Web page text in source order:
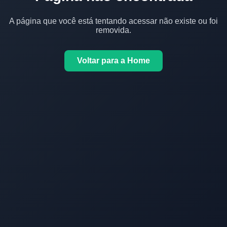
A página que você está tentando acessar não existe ou foi
removida.
Voltar para a Home